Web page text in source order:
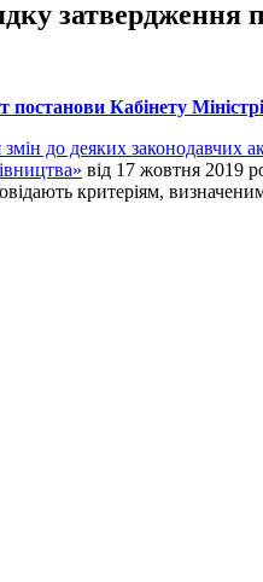
затвердження
постанови Кабінету
до деяких законодавчих
від 17 жовтня 2019
критеріям,